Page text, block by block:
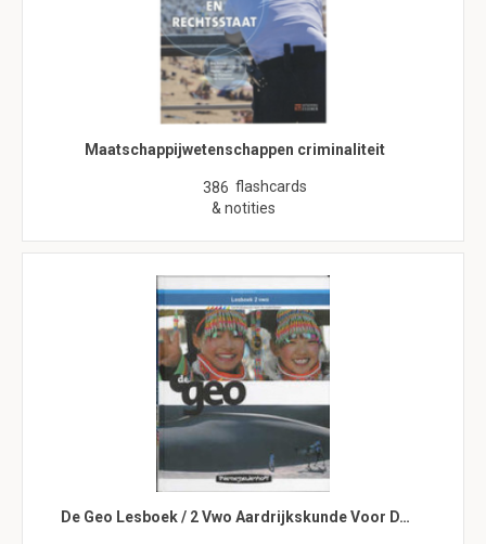
Maatschappijwetenschappen criminaliteit
386 flashcards
& notities
De Geo Lesboek / 2 Vwo Aardrijkskunde Voor D…